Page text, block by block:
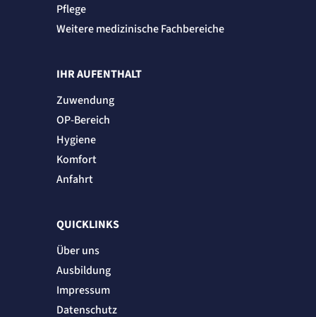
Pflege
Weitere medizinische Fachbereiche
IHR AUFENTHALT
Zuwendung
OP-Bereich
Hygiene
Komfort
Anfahrt
QUICKLINKS
Über uns
Ausbildung
Impressum
Datenschutz
Cookie Laufzeit:
Anbieter:
Es erlaubt eTracker Cookies zu setzen.
Cookie Laufzeit:
480 Tage
isSdEnabled
Anbieter:
Zweck:
Erkennung, ob bei dem Besucher die Scrolltiefe gemessen wird.